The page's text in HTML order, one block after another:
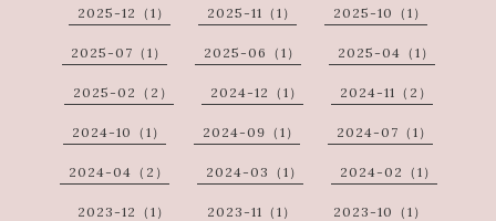
2025-12（1） 2025-11（1） 2025-10（1）
2025-07（1） 2025-06（1） 2025-04（1）
2025-02（2） 2024-12（1） 2024-11（2）
2024-10（1） 2024-09（1） 2024-07（1）
2024-04（2） 2024-03（1） 2024-02（1）
2023-12（1） 2023-11（1） 2023-10（1）